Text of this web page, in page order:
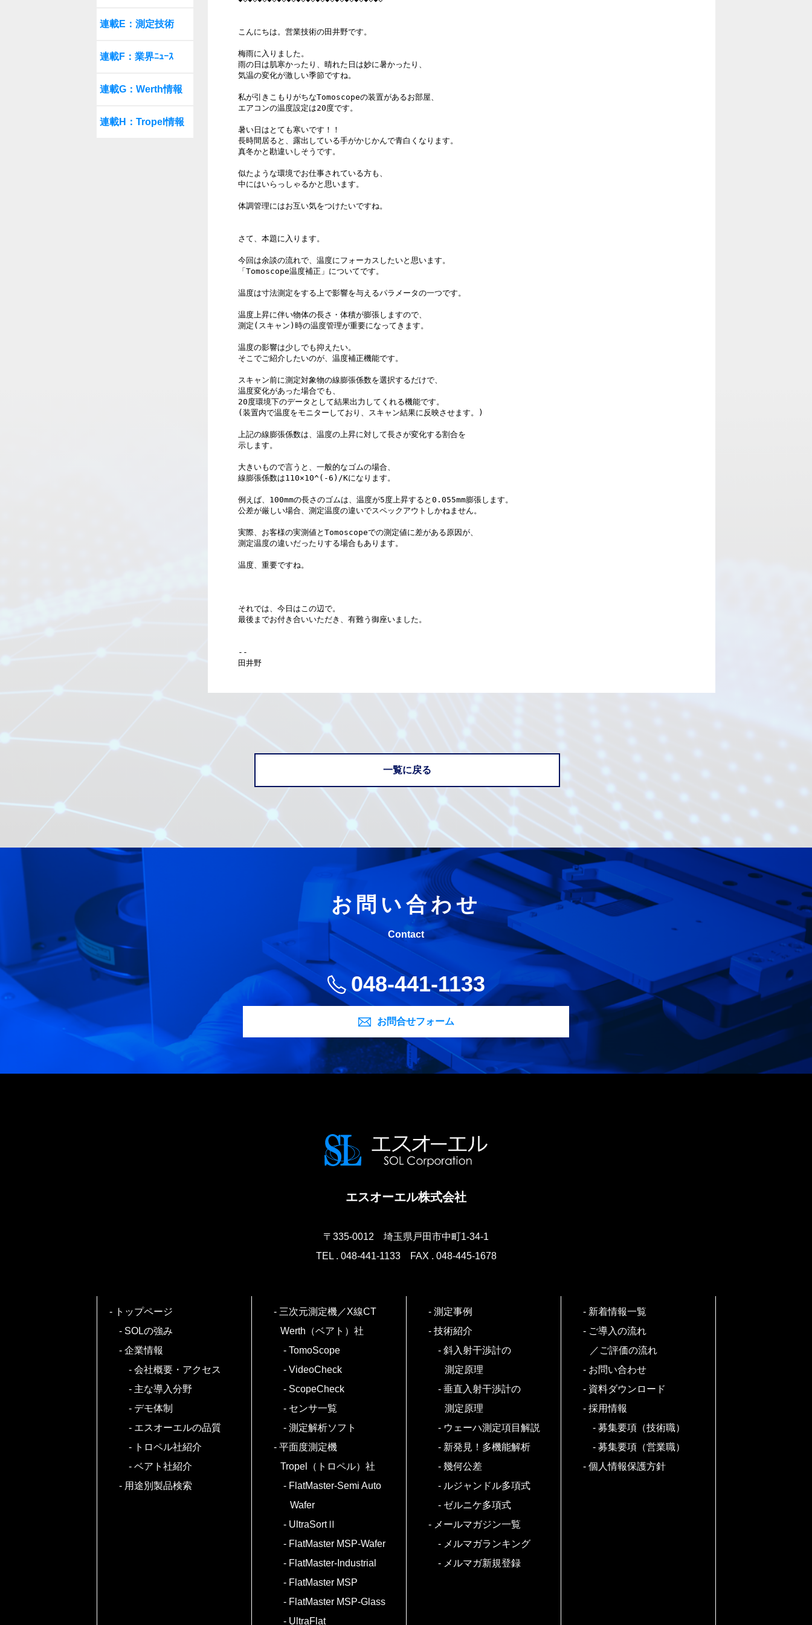
連載E：測定技術
連載F：業界ﾆｭｰｽ
連載G：Werth情報
連載H：Tropel情報
こんにちは。営業技術の田井野です。
梅雨に入りました。
雨の日は肌寒かったり、晴れた日は妙に暑かったり、
気温の変化が激しい季節ですね。
私が引きこもりがちなTomoscopeの装置があるお部屋、
エアコンの温度設定は20度です。
暑い日はとても寒いです！！
長時間居ると、露出している手がかじかんで青白くなります。
真冬かと勘違いしそうです。
似たような環境でお仕事されている方も、
中にはいらっしゃるかと思います。
体調管理にはお互い気をつけたいですね。
さて、本題に入ります。
今回は余談の流れで、温度にフォーカスしたいと思います。
「Tomoscope温度補正」についてです。
温度は寸法測定をする上で影響を与えるパラメータの一つです。
温度上昇に伴い物体の長さ・体積が膨張しますので、
測定(スキャン)時の温度管理が重要になってきます。
温度の影響は少しでも抑えたい。
そこでご紹介したいのが、温度補正機能です。
スキャン前に測定対象物の線膨張係数を選択するだけで、
温度変化があった場合でも、
20度環境下のデータとして結果出力してくれる機能です。
(装置内で温度をモニターしており、スキャン結果に反映させます。)
上記の線膨張係数は、温度の上昇に対して長さが変化する割合を
示します。
大きいもので言うと、一般的なゴムの場合、
線膨張係数は110×10^(-6)/Kになります。
例えば、100mmの長さのゴムは、温度が5度上昇すると0.055mm膨張します。
公差が厳しい場合、測定温度の違いでスペックアウトしかねません。
実際、お客様の実測値とTomoscopeでの測定値に差がある原因が、
測定温度の違いだったりする場合もあります。
温度、重要ですね。
それでは、今日はこの辺で。
最後までお付き合いいただき、有難う御座いました。
--
一覧に戻る
お問い合わせ
Contact
048-441-1133
お問合せフォーム
エスオーエル株式会社
〒335-0012 埼玉県戸田市中町1-34-1
TEL . 048-441-1133
FAX . 048-445-1678
トップページ
SOLの強み
企業情報
会社概要・アクセス
主な導入分野
デモ体制
エスオーエルの品質
トロペル社紹介
ベアト社紹介
用途別製品検索
三次元測定機／X線CT
Werth（ベアト）社
TomoScope
VideoCheck
ScopeCheck
センサ一覧
測定解析ソフト
平面度測定機
Tropel（トロペル）社
FlatMaster-Semi Auto
Wafer
UltraSortⅡ
FlatMaster MSP-Wafer
FlatMaster-Industrial
FlatMaster MSP
FlatMaster MSP-Glass
UltraFlat
測定事例
技術紹介
斜入射干渉計の
測定原理
垂直入射干渉計の
測定原理
ウェーハ測定項目解説
新発見！多機能解析
幾何公差
ルジャンドル多項式
ゼルニケ多項式
メールマガジン一覧
メルマガランキング
メルマガ新規登録
新着情報一覧
ご導入の流れ
／ご評価の流れ
お問い合わせ
資料ダウンロード
採用情報
募集要項（技術職）
募集要項（営業職）
個人情報保護方針